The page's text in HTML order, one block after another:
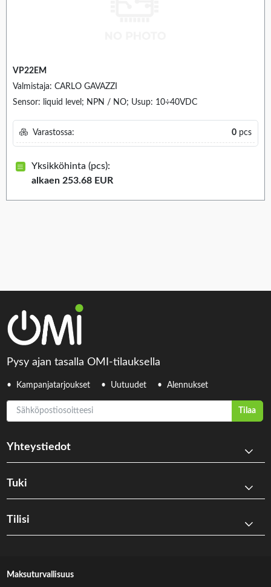
VP22EM
Valmistaja: CARLO GAVAZZI
Sensor: liquid level; NPN / NO; Usup: 10÷40VDC
Varastossa: 0 pcs
Yksikköhinta (pcs):
alkaen 253.68 EUR
Pysy ajan tasalla OMI-tilauksella
Kampanjatarjoukset Uutuudet Alennukset
Sähköpostiosoitteesi
Tilaa
Yhteystiedot
Tuki
Tilisi
Maksuturvallisuus